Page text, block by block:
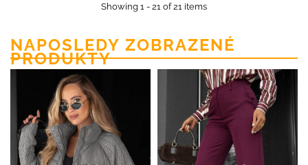
Showing 1 - 21 of 21 items
NAPOSLEDY ZOBRAZENÉ
PRODUKTY